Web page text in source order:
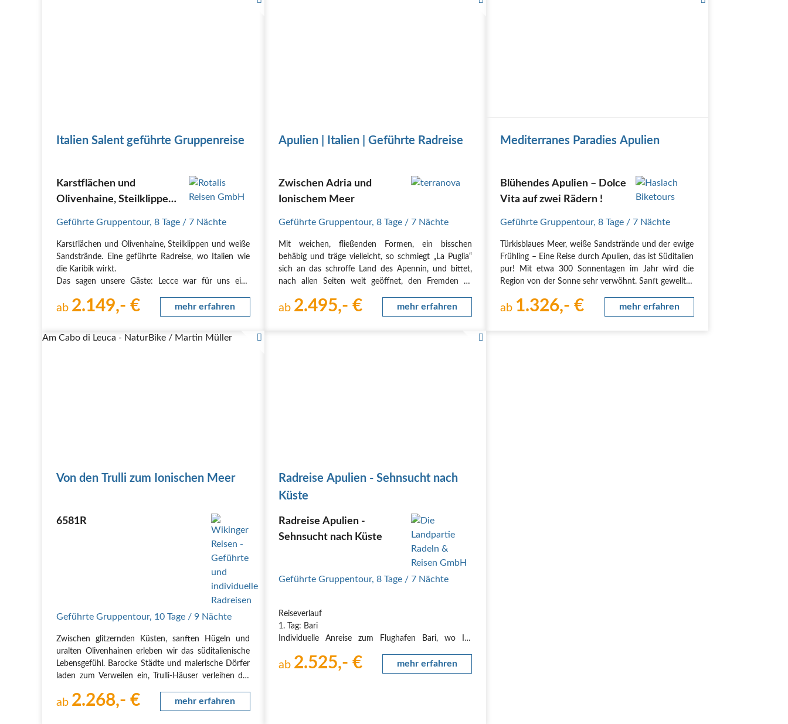
Italien Salent geführte Gruppenreise
Karstflächen und
Olivenhaine, Steilklippen
Geführte Gruppentour, 8 Tage / 7 Nächte
Karstflächen und Olivenhaine, Steilklippen und weiße
Sandstrände. Eine geführte Radreise, wo Italien wie
die Karibik wirkt.
Das sagen unsere Gäste: Lecce war für uns eine
italienische Städte, aber dass Lecce ein derartiges
ab 2.149,- € mehr erfahren
Apulien | Italien | Geführte Radreise
Zwischen Adria und
Ionischem Meer
Geführte Gruppentour, 8 Tage / 7 Nächte
Mit weichen, fließenden Formen, ein bisschen
behäbig und träge vielleicht, so schmiegt „La Puglia“
sich an das schroffe Land des Apennin, und bittet,
nach allen Seiten weit geöffnet, den Fremden zu
allen Teilen des Mittelmeerraumes und darüber…
ab 2.495,- € mehr erfahren
Mediterranes Paradies Apulien
Blühendes Apulien – Dolce
Vita auf zwei Rädern !
Geführte Gruppentour,8 Tage / 7 Nächte
Türkisblaues Meer, weiße Sandstrände und der ewige
Frühling – Eine Reise durch Apulien, das ist Süditalien
pur! Mit etwa 300 Sonnentagen im Jahr wird die
Region von der Sonne sehr verwöhnt. Sanft gewelltes
malerische Dörfer und kleine Fischerorte mit…
ab 1.326,- € mehr erfahren
Am Cabo di Leuca - NaturBike / Martin Müller
Von den Trulli zum Ionischen Meer
6581R
Geführte Gruppentour, 10 Tage / 9 Nächte
Zwischen glitzernden Küsten, sanften Hügeln und
uralten Olivenhainen erleben wir das süditalienische
Lebensgefühl. Barocke Städte und malerische Dörfer
laden zum Verweilen ein, Trulli-Häuser verleihen der
Karsthochebenen entdecken wir uralte…
ab 2.268,- € mehr erfahren
Radreise Apulien - Sehnsucht nach
Küste
Radreise Apulien -
Sehnsucht nach Küste
Geführte Gruppentour, 8 Tage / 7 Nächte
Reiseverlauf
1. Tag: Bari
Individuelle Anreise zum Flughafen Bari, wo Ihr
fahren mit dem Bus zum Castel del Monte und
erkunden bei einer fachkundigen Führung die Festung
ab 2.525,- € mehr erfahren